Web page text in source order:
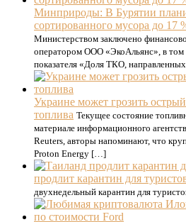
Минприроды: В Бурятии
сортированного мусора до 17
Министерством заключено
оператором ООО «ЭкоАльянс», в том
показателя «Доля ТКО,
Украине может грозить
топлива Текущее состояние
материале информационного
Reuters, авторы напоминают, что
Proton Energy […]
продлит карантин для
двухнедельный карантин для